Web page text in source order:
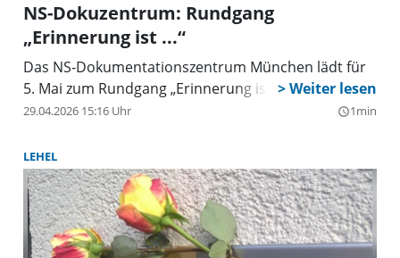
NS-Dokuzentrum: Rundgang
„Erinnerung ist ...“
Das NS-Dokumentationszentrum München lädt für
5. Mai zum Rundgang „Erinnerung ist ...“ ein.
29.04.2026 15:16 Uhr query_builder1min
LEHEL